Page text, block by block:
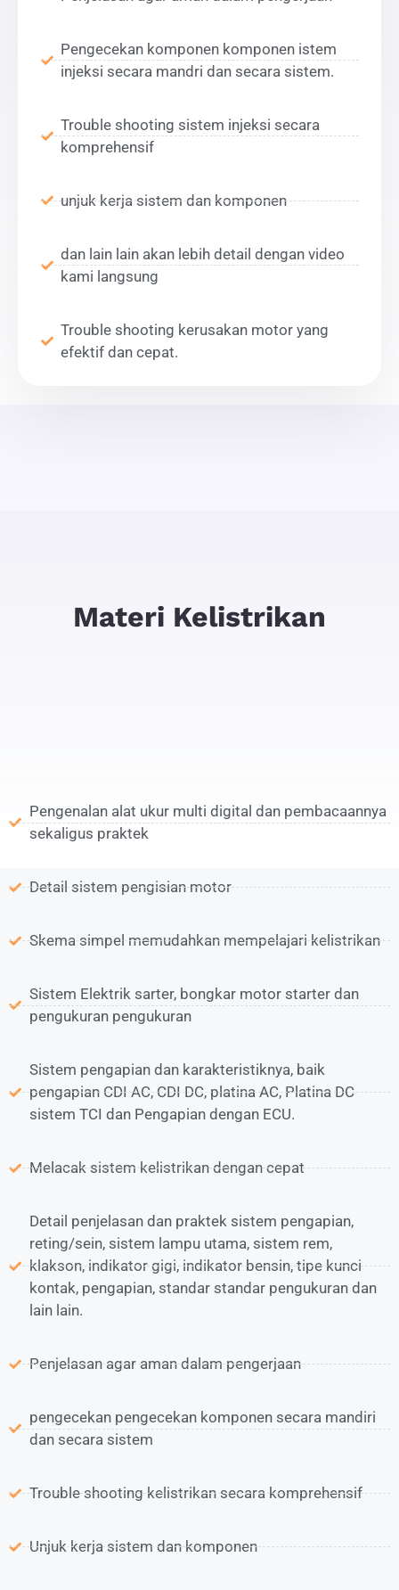
Pengecekan komponen komponen istem
injeksi secara mandri dan secara sistem.
Trouble shooting sistem injeksi secara
komprehensif
unjuk kerja sistem dan komponen
dan lain lain akan lebih detail dengan video
kami langsung
Trouble shooting kerusakan motor yang
efektif dan cepat.
Materi Kelistrikan
Pengenalan alat ukur multi digital dan pembacaannya
sekaligus praktek
Detail sistem pengisian motor
Skema simpel memudahkan mempelajari kelistrikan
Sistem Elektrik sarter, bongkar motor starter dan
pengukuran pengukuran
Sistem pengapian dan karakteristiknya, baik
pengapian CDI AC, CDI DC, platina AC, Platina DC
sistem TCI dan Pengapian dengan ECU.
Melacak sistem kelistrikan dengan cepat
Detail penjelasan dan praktek sistem pengapian,
reting/sein, sistem lampu utama, sistem rem,
klakson, indikator gigi, indikator bensin, tipe kunci
kontak, pengapian, standar standar pengukuran dan
lain lain.
Penjelasan agar aman dalam pengerjaan
pengecekan pengecekan komponen secara mandiri
dan secara sistem
Trouble shooting kelistrikan secara komprehensif
Unjuk kerja sistem dan komponen